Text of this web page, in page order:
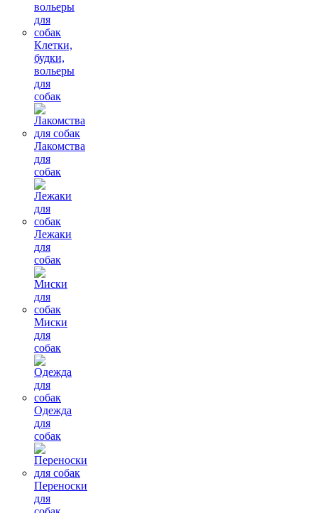
Клетки,
будки,
вольеры
для
собак
Лакомства
для
собак
Лежаки
для
собак
Миски
для
собак
Одежда
для
собак
Переноски
для